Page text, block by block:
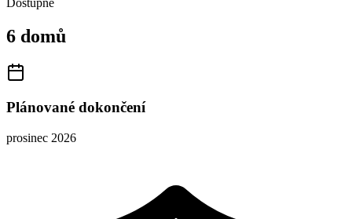
6 domů
Plánované dokončení
prosinec 2026